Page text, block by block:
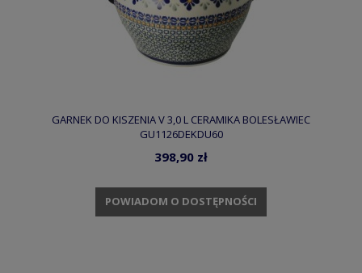
GARNEK DO KISZENIA V 3,0 L CERAMIKA BOLESŁAWIEC
GU1126DEKDU60
398,90 zł
POWIADOM O DOSTĘPNOŚCI